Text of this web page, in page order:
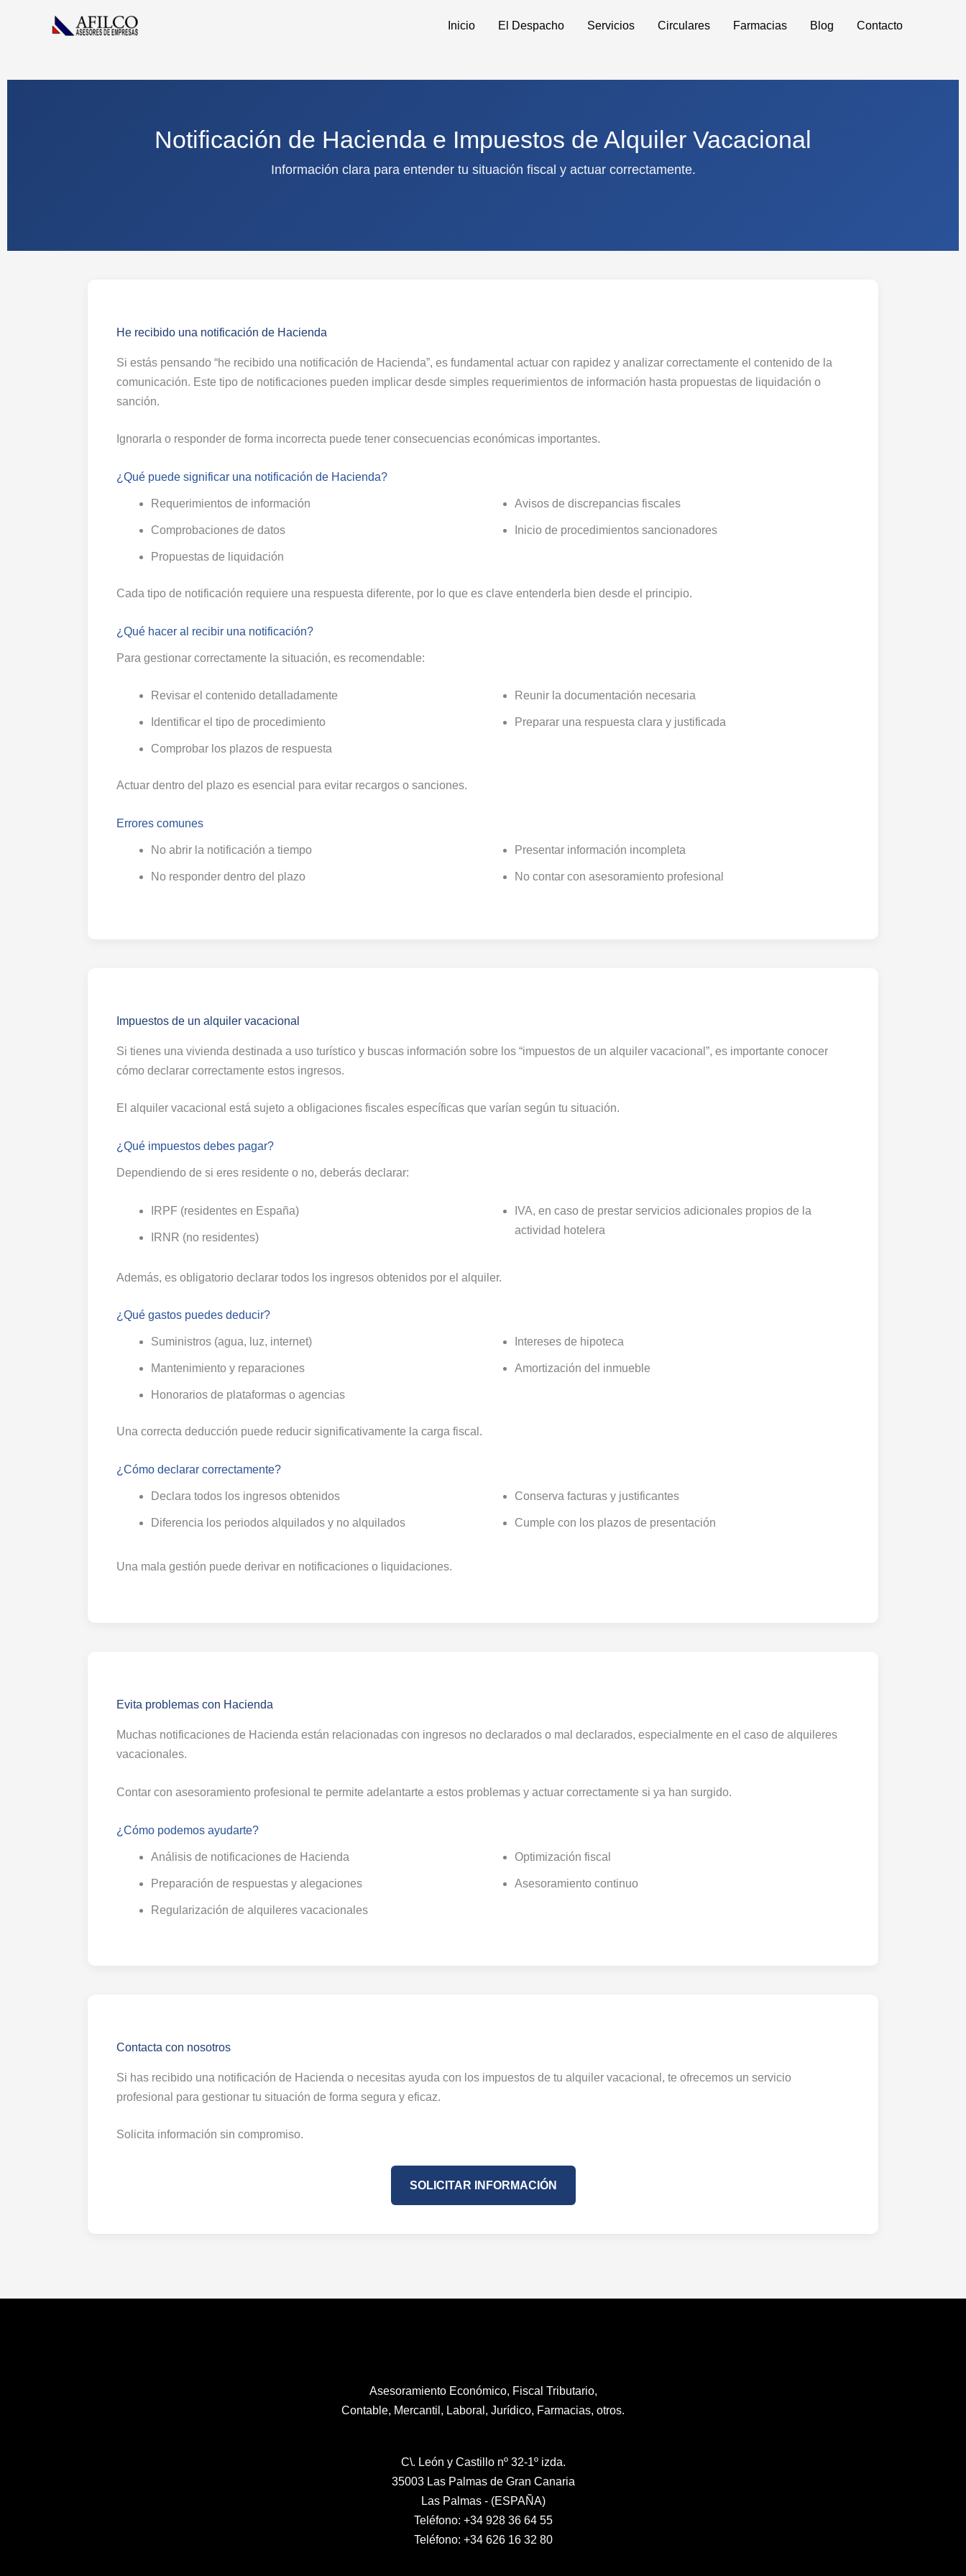
Inicio El Despacho Servicios Circulares Farmacias Blog Contacto
Notificación de Hacienda e Impuestos de Alquiler Vacacional
Información clara para entender tu situación fiscal y actuar correctamente.
He recibido una notificación de Hacienda
Si estás pensando “he recibido una notificación de Hacienda”, es fundamental actuar con rapidez y analizar correctamente el contenido de la
comunicación. Este tipo de notificaciones pueden implicar desde simples requerimientos de información hasta propuestas de liquidación o
sanción.
Ignorarla o responder de forma incorrecta puede tener consecuencias económicas importantes.
¿Qué puede significar una notificación de Hacienda?
Requerimientos de información
Comprobaciones de datos
Propuestas de liquidación
Avisos de discrepancias fiscales
Inicio de procedimientos sancionadores
Cada tipo de notificación requiere una respuesta diferente, por lo que es clave entenderla bien desde el principio.
¿Qué hacer al recibir una notificación?
Para gestionar correctamente la situación, es recomendable:
Revisar el contenido detalladamente
Identificar el tipo de procedimiento
Comprobar los plazos de respuesta
Reunir la documentación necesaria
Preparar una respuesta clara y justificada
Actuar dentro del plazo es esencial para evitar recargos o sanciones.
Errores comunes
No abrir la notificación a tiempo
No responder dentro del plazo
Presentar información incompleta
No contar con asesoramiento profesional
Impuestos de un alquiler vacacional
Si tienes una vivienda destinada a uso turístico y buscas información sobre los “impuestos de un alquiler vacacional”, es importante conocer
cómo declarar correctamente estos ingresos.
El alquiler vacacional está sujeto a obligaciones fiscales específicas que varían según tu situación.
¿Qué impuestos debes pagar?
Dependiendo de si eres residente o no, deberás declarar:
IRPF (residentes en España)
IRNR (no residentes)
IVA, en caso de prestar servicios adicionales propios de la
actividad hotelera
Además, es obligatorio declarar todos los ingresos obtenidos por el alquiler.
¿Qué gastos puedes deducir?
Suministros (agua, luz, internet)
Mantenimiento y reparaciones
Honorarios de plataformas o agencias
Intereses de hipoteca
Amortización del inmueble
Una correcta deducción puede reducir significativamente la carga fiscal.
¿Cómo declarar correctamente?
Declara todos los ingresos obtenidos
Diferencia los periodos alquilados y no alquilados
Conserva facturas y justificantes
Cumple con los plazos de presentación
Una mala gestión puede derivar en notificaciones o liquidaciones.
Evita problemas con Hacienda
Muchas notificaciones de Hacienda están relacionadas con ingresos no declarados o mal declarados, especialmente en el caso de alquileres
vacacionales.
Contar con asesoramiento profesional te permite adelantarte a estos problemas y actuar correctamente si ya han surgido.
¿Cómo podemos ayudarte?
Análisis de notificaciones de Hacienda
Preparación de respuestas y alegaciones
Regularización de alquileres vacacionales
Optimización fiscal
Asesoramiento continuo
Contacta con nosotros
Si has recibido una notificación de Hacienda o necesitas ayuda con los impuestos de tu alquiler vacacional, te ofrecemos un servicio
profesional para gestionar tu situación de forma segura y eficaz.
Solicita información sin compromiso.
SOLICITAR INFORMACIÓN
Asesoramiento Económico, Fiscal Tributario,
Contable, Mercantil, Laboral, Jurídico, Farmacias, otros.
C\. León y Castillo nº 32-1º izda.
35003 Las Palmas de Gran Canaria
Las Palmas - (ESPAÑA)
Teléfono: +34 928 36 64 55
Teléfono: +34 626 16 32 80